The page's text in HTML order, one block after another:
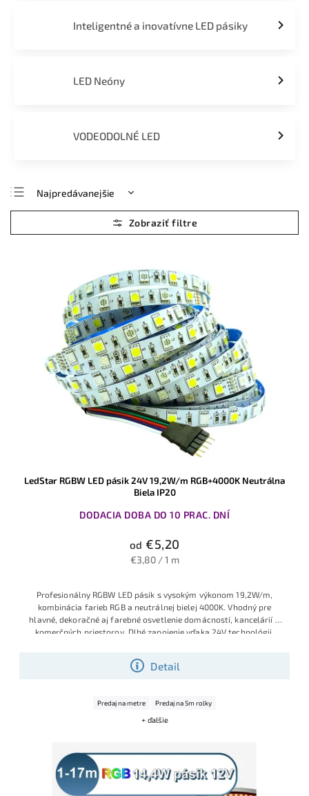
Inteligentné a inovatívne LED pásiky
LED Neóny
VODEODOLNÉ LED
Najpredávanejšie
Najlacnejšie
Najdrahšie
LedStar RGBW LED pásik 24V 19,2W/m RGB+4000K Neutrálna
Biela IP20
DODACIA DOBA DO 10 PRAC. DNÍ
od €5,20
€3,80 / 1 m
Detail
Profesionálny RGBW LEDpásik s vysokým výkonom 19,2W/m,
kombinácia farieb RGBa neutrálnej bielej 4000K. Vhodný pre
hlavné, dekoračné aj farebné osvetlenie domácností, kancelárií a
komerčných priestorov. Dlhézapojenie vďaka 24V technológii.
Predaj na metre Predaj na 5m rolky
+ ďalšie